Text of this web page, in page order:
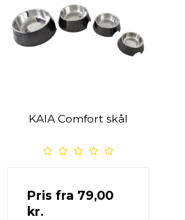
KAIA Comfort skål
Pris fra 79,00
kr.